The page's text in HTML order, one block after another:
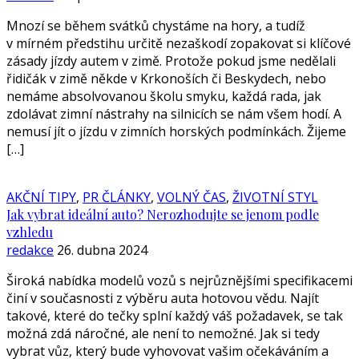
Mnozí se během svátků chystáme na hory, a tudíž
v mírném předstihu určitě nezaškodí zopakovat si klíčové
zásady jízdy autem v zimě. Protože pokud jsme nedělali
řidičák v zimě někde v Krkonoších či Beskydech, nebo
nemáme absolvovanou školu smyku, každá rada, jak
zdolávat zimní nástrahy na silnicích se nám všem hodí. A
nemusí jít o jízdu v zimních horských podmínkách. Žijeme
[…]
AKČNÍ TIPY, PR ČLÁNKY, VOLNÝ ČAS, ŽIVOTNÍ STYL
Jak vybrat ideální auto? Nerozhodujte se jenom podle
vzhledu
redakce 26. dubna 2024
Široká nabídka modelů vozů s nejrůznějšími specifikacemi
činí v současnosti z výběru auta hotovou vědu. Najít
takové, které do tečky splní každý váš požadavek, se tak
možná zdá náročné, ale není to nemožné. Jak si tedy
vybrat vůz, který bude vyhovovat vašim očekáváním a